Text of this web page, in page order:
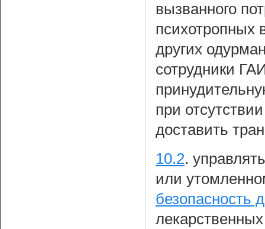
вызванного
психотропных
других
сотрудники
при
доставить
10.2.
или
безопасность